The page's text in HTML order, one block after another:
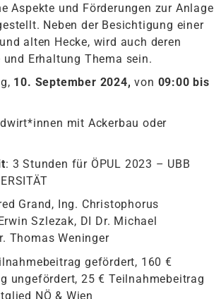
Aspekte und Förderungen zur Anlage
Neben der Besichtigung einer
alten Hecke, wird auch deren
Erhaltung Thema sein.
10. September 2024,von 09:00 bis
mit Ackerbau oder
: 3 Stunden für ÖPUL 2023 – UBB
Grand, Ing. Christophorus
Szlezak, DI Dr. Michael
Thomas Weninger
gefördert, 160 €
ungefördert, 25 € Teilnahmebeitrag
NÖ & Wien